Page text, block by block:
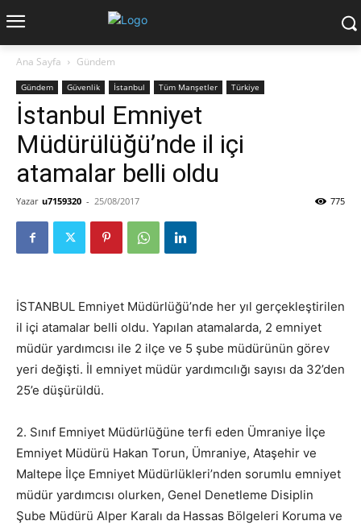
Ana Sayfa Gündem
Gündem Güvenlik İstanbul Tüm Manşetler Türkiye
İstanbul Emniyet
Müdürülüğü’nde il içi
atamalar belli oldu
Yazar u7159320 - 25/08/2017 775
İSTANBUL Emniyet Müdürlüğü’nde her yıl gerçekleştirilen
il içi atamalar belli oldu. Yapılan atamalarda, 2 emniyet
müdür yardımcısı ile 2 ilçe ve 5 şube müdürünün görev
yeri değişti. İl emniyet müdür yardımcılığı sayısı da 32’den
25’e düşürüldü.
2. Sınıf Emniyet Müdürlüğüne terfi eden Ümraniye İlçe
Emniyet Müdürü Hakan Torun, Ümraniye, Ataşehir ve
Maltepe İlçe Emniyet Müdürlükleri’nden sorumlu emniyet
müdür yardımcısı olurken, Genel Denetleme Disiplin
Şube Müdürü Alper Karalı da Hassas Bölgeleri Koruma ve